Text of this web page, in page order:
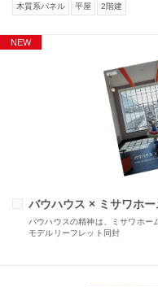
木質系パネル 平屋 2階建
バウハウス × ミサワホ
バウハウスの精神は、ミサワホー
モデルリーフレット同封